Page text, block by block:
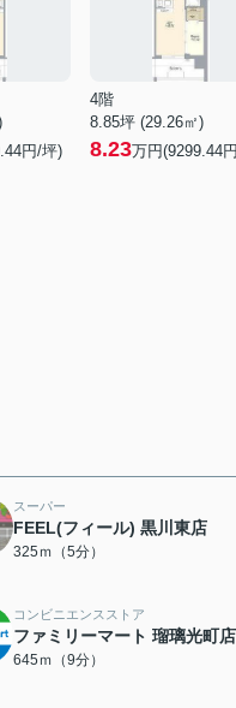
円/坪)
4階
8.85坪 (29.26㎡)
8.23万円(9299.44
スーパー
FEEL(フィール) 黒川東店
325ｍ（5分）
コンビニエンスストア
ファミリーマート 瑠璃光町店
645ｍ（9分）